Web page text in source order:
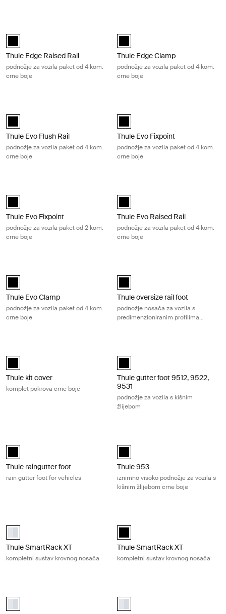
Thule Edge Raised Rail Crna (selected)
Thule Edge Raised Rail
podnožje za vozila paket od 4 kom.
crne boje
Thule Edge Clamp Crna (selected)
Thule Edge Clamp
podnožje za vozila paket od 4 kom.
crne boje
Thule Evo Flush Rail Crna (selected)
Thule Evo Flush Rail
podnožje za vozila paket od 4 kom.
crne boje
Thule Evo Fixpoint Crna (selected)
Thule Evo Fixpoint
podnožje za vozila paket od 4 kom.
crne boje
Thule Evo Fixpoint 2-pack Crna (selected)
Thule Evo Fixpoint
podnožje za vozila paket od 2 kom.
crne boje
Thule Evo Raised Rail Crna
Thule Evo Raised Rail
podnožje za vozila paket od 4 kom.
crne boje
Thule Evo Clamp Crna (selected)
Thule Evo Clamp
podnožje za vozila paket od 4 kom.
crne boje
Thule oversize rail foot Crna
Thule oversize rail foot
podnožje nosača za vozila s
predimenzioniranim profilima
Thule kit cover 4-pack Crna (selected)
Thule kit cover
komplet pokrova crne boje
black (selected)
Thule gutter foot 9512, 9522,
9531
podnožje za vozila s kišnim
žlijebom
black (selected)
Thule raingutter foot
rain gutter foot for vehicles
Thule 953 Crna (selected)
Thule 953
iznimno visoko podnožje za vozila s
kišnim žlijebom crne boje
aluminium (selected)
Thule SmartRack XT
kompletni sustav krovnog nosača
black (selected)
Thule SmartRack XT
kompletni sustav krovnog nosača
Thule conduit box Aluminij (selected)Thule ladder tilt Aluminij (selected)